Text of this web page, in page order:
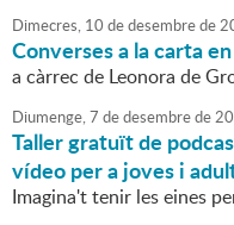
Dimecres, 10 dedesembrede
Converses a la carta
a càrrec de Leonora de
Diumenge,7 dedesembrede
Taller gratuït de
vídeo per a joves i
Imagina't tenir les eines